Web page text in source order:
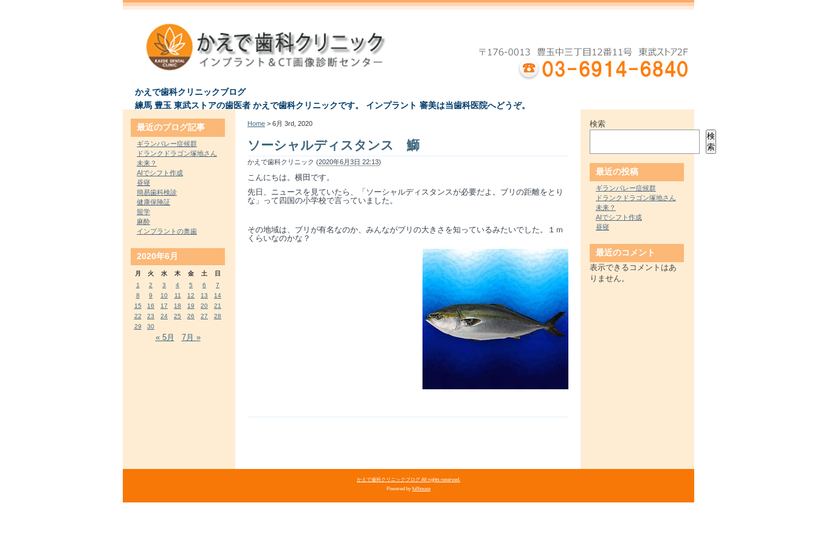
かえで歯科クリニックブログ
練馬 豊玉 東武ストアの歯医者 かえで歯科クリニックです。 インプラント 審美は当歯科医院へどうぞ。
Home > 6月 3rd, 2020
ソーシャルディスタンス 鰤
かえで歯科クリニック (2020年6月3日 22:13)
こんにちは。横田です。
先日、ニュースを見ていたら、「ソーシャルディスタンスが必要だよ。ブリの距離をとり
な」って四国の小学校で言っていました。
その地域は、ブリが有名なのか、みんながブリの大きさを知っているみたいでした。１ｍ
くらいなのかな？
最近のブログ記事
ギランバレー症候群
ドランクドラゴン塚地さん
未来？
AIでシフト作成
昼寝
簡易歯科検診
健康保険証
留学
麻酔
インプラントの奥歯
2020年6月
月 火 水 木 金 土
日
1
2 3 4 5 6
7
8
9 10 11 12 13
14
15
16 17 18 19 20
21
22
23 24 25 26 27
28
29
30
« 5月 7月 »
検索
検
索
最近の投稿
ギランバレー症候群
ドランクドラゴン塚地さん
未来？
AIでシフト作成
昼寝
最近のコメント
表示できるコメントはあ
りません。
かえで歯科クリニックブログ All rights reserved.
Powered by fullhouse